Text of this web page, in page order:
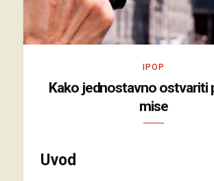
IPOP
Kako jednostavno ostvariti
mise
Uvod